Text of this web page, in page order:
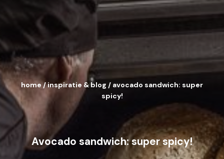
Avocado sandwich: super spicy!
home/inspiratie & blog / avocado sandwich: super
spicy!